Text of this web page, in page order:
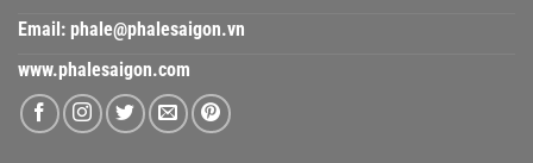
Email: phale@phalesaigon.vn
www.phalesaigon.com